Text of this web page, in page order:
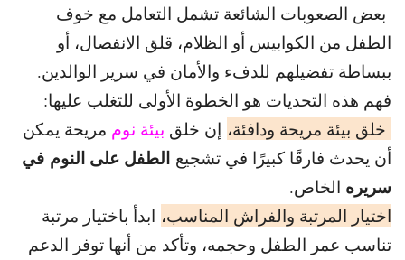
بعض الصعوبات الشائعة تشمل التعامل مع خوف
الطفل من الكوابيس أو الظلام، قلق الانفصال، أو
ببساطة تفضيلهم للدفء والأمان في سرير الوالدين.
فهم هذه التحديات هو الخطوة الأولى للتغلب عليها:
خلق بيئة مريحة ودافئة، إن خلق بيئة نوم مريحة يمكن
أن يحدث فارقًا كبيرًا في تشجيع الطفل على النوم في
سريره الخاص.
اختيار المرتبة والفراش المناسب، ابدأ باختيار مرتبة
تناسب عمر الطفل وحجمه، وتأكد من أنها توفر الدعم